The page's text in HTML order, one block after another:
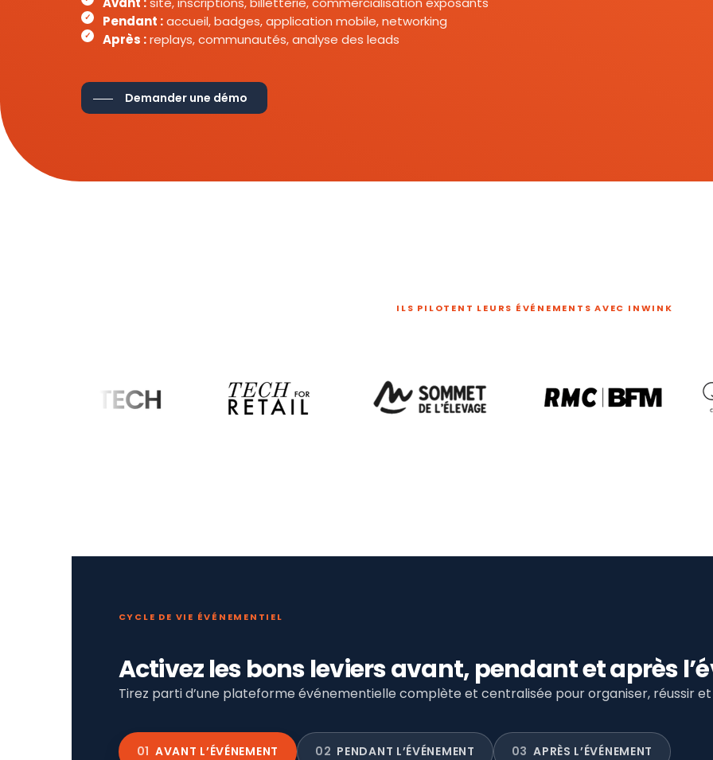
Pendant :accueil, badges, application mobile, networking
Après :replays, communautés, analyse des leads
Demander une démo
ILS PILOTENT LEURS ÉVÉNEMENTS AVEC INWINK
CYCLE DE VIE ÉVÉNEMENTIEL
Activez les bons leviers avant, pendant et après
Tirez parti d’une plateforme événementielle complète et centralisée pour organiser, réussir
01 AVANT L’ÉVÉNEMENT 02 PENDANT L’ÉVÉNEMENT 03 APRÈS L’ÉVÉNEMENT